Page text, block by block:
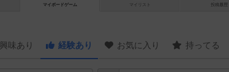
マイボードゲーム マイリスト 投稿履歴
興味あり 経験あり お気に入り 持ってる